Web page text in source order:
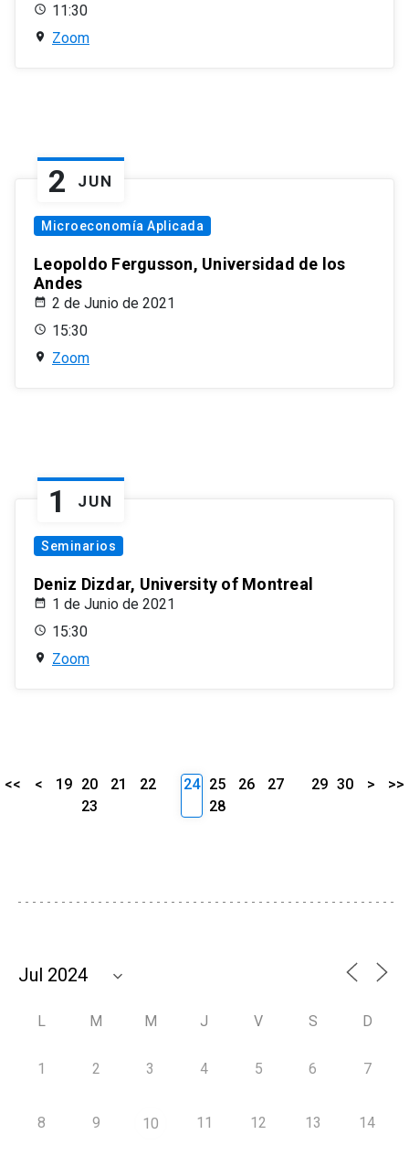
11:30
Zoom
2 JUN
Microeconomía Aplicada
Leopoldo Fergusson, Universidad de los
Andes
2 de Junio de 2021
15:30
Zoom
1 JUN
Seminarios
Deniz Dizdar, University of Montreal
1 de Junio de 2021
15:30
Zoom
<< < 19 20 21
22
23
24 25 26
27
28
29 30 > >>
L M M J V S D
1 2 3 4 5 6 7
8 9 10 11 12 13 14